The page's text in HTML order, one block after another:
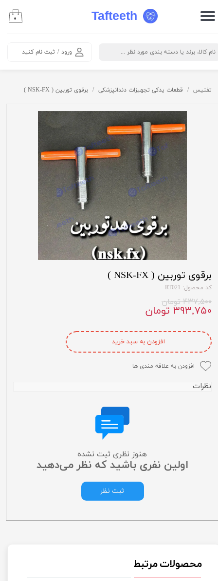
Tafteeth
ورود / ثبت نام کنید
حساب کاربری من
خروج از حساب کاربری
۰
تفتیس قطعات یدکی تجهیزات دندانپزشکی برقوی توربین ( NSK-FX )
برقوی توربین ( NSK-FX )
کد محصول: RT021
۴۳۷,۵۰۰ تومان
۳۹۳,۷۵۰ تومان
افزودن به سبد خرید
افزودن به علاقه مندی ها
نظرات
هنوز نظری ثبت نشده
اولین نفری باشید که نظر می‌دهید
ثبت نظر
محصولات مرتبط